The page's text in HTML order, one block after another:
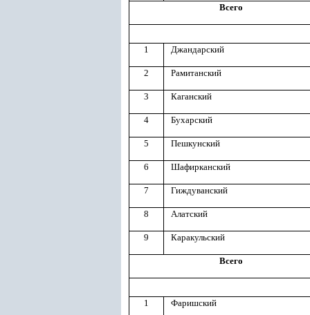
Всего
1 Джандарский
2 Рамитанский
3 Каганский
4 Бухарский
5 Пешкунский
6 Шафирканский
7 Гиждуванский
8 Алатский
9 Каракульский
Всего
1 Фаришский